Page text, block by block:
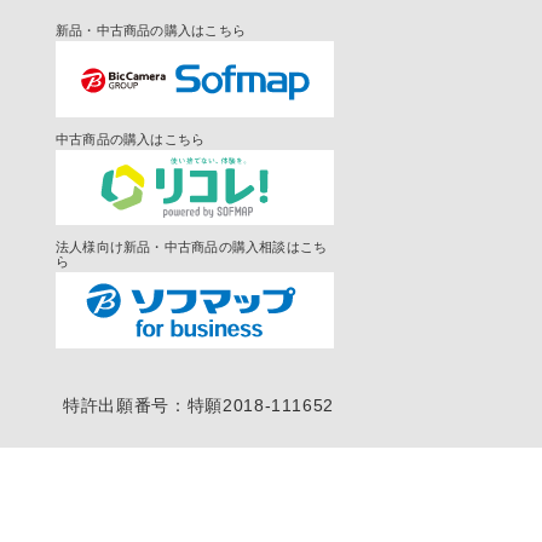
新品・中古商品の購入はこちら
中古商品の購入はこちら
法人様向け新品・中古商品の購入相談はこち
ら
特許出願番号：特願2018-111652